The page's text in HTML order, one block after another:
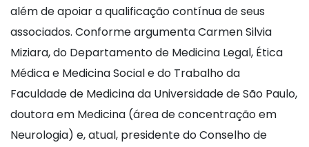
além de apoiar a qualificação contínua de seus
associados. Conforme argumenta Carmen Silvia
Miziara, do Departamento de Medicina Legal, Ética
Médica e Medicina Social e do Trabalho da
Faculdade de Medicina da Universidade de São Paulo,
doutora em Medicina (área de concentração em
Neurologia) e, atual, presidente do Conselho de